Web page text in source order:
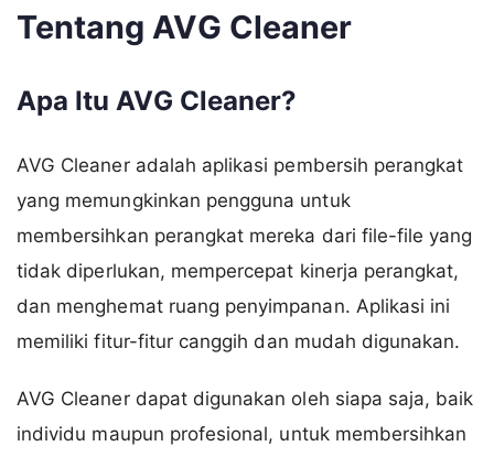
Tentang AVG Cleaner
Apa Itu AVG Cleaner?
AVG Cleaner adalah aplikasi pembersih perangkat
yang memungkinkan pengguna untuk
membersihkan perangkat mereka dari file-file yang
tidak diperlukan, mempercepat kinerja perangkat,
dan menghemat ruang penyimpanan. Aplikasi ini
memiliki fitur-fitur canggih dan mudah digunakan.
AVG Cleaner dapat digunakan oleh siapa saja, baik
individu maupun profesional, untuk membersihkan